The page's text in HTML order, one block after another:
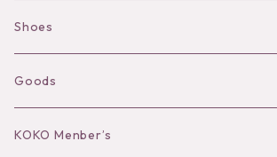
Camisole
Long sleeve
Pierce/Earring
Ear Cuff
Bracelet／Bangle
Shoes
Goods
Hat
KOKO Menber’s